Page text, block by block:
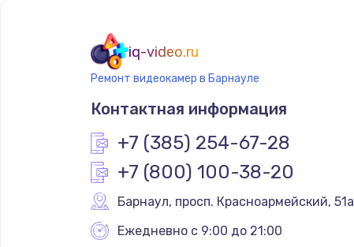
iq-video.ru
Ремонт видеокамер в Барнауле
Контактная информация
+7 (385) 254-67-28
+7 (800) 100-38-20
Барнаул, просп. Красноармейский, 51а
Ежедневно с 9:00 до 21:00